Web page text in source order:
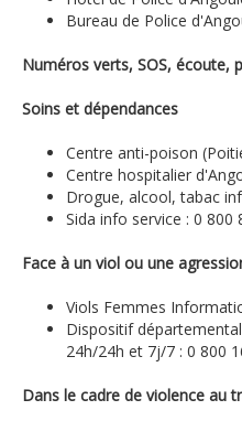
Bureau de Police
Numéros verts, SOS, écoute,
Soins et dépendances
Centre anti-poison
Centre hospitalier
Drogue, alcool, tabac
Sida info service : 0 800
Face à un viol ou une
Viols Femmes
Dispositif
24h/24h et 7j/7 : 0 800
Dans le cadre de violence au